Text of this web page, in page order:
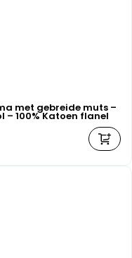
met gebreide muts –
– 100% Katoen flanel